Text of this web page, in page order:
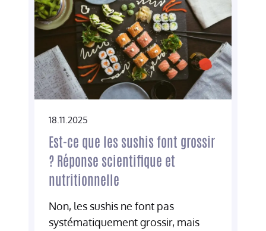
18.11.2025
Est-ce que les sushis font grossir
? Réponse scientifique et
nutritionnelle
Non, les sushis ne font pas
systématiquement grossir, mais